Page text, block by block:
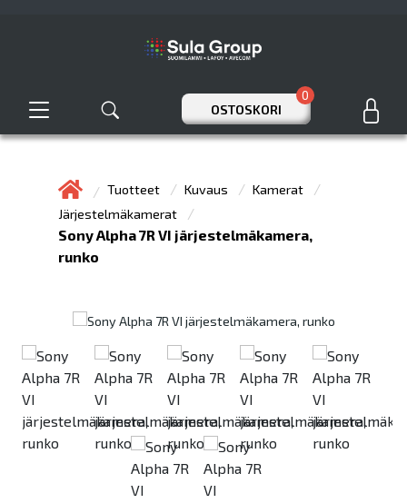
OSTOSKORI
0
Tuotteet Kuvaus
Kamerat
Järjestelmäkamerat
Sony Alpha 7R VI järjestelmäkamera,
runko
Previous